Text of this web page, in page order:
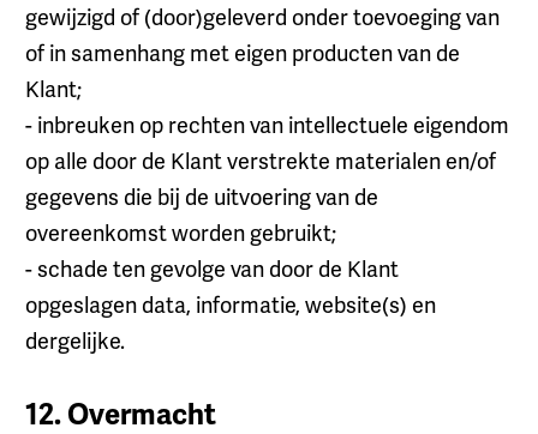
gewijzigd of (door)geleverd onder toevoeging van
of in samenhang met eigen producten van de
Klant;
- inbreuken op rechten van intellectuele eigendom
op alle door de Klant verstrekte materialen en/of
gegevens die bij de uitvoering van de
overeenkomst worden gebruikt;
- schade ten gevolge van door de Klant
opgeslagen data, informatie, website(s) en
dergelijke.
12. Overmacht